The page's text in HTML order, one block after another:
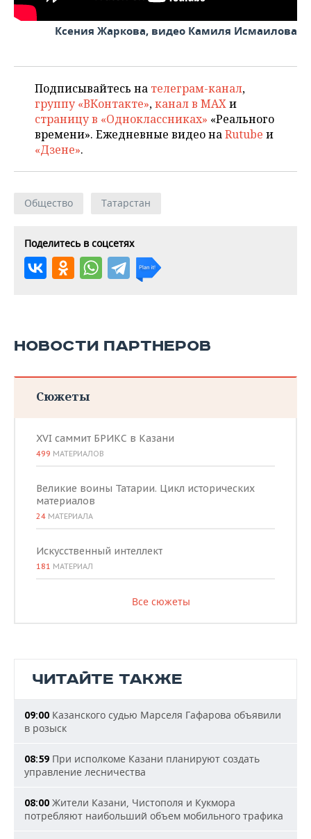
ХОККЕЙ С МЯЧОМ
ПРОИСШЕСТВИЯ
Ксения Жаркова, видео Камиля Исмаилова
Подписывайтесь на телеграм-канал,
группу «ВКонтакте»,канал в MAXи
страницу в «Одноклассниках» «Реального
времени». Ежедневные видео наRutube и
«Дзене».
Общество Татарстан
Поделитесь в соцсетях
НОВОСТИ ПАРТНЕРОВ
Сюжеты
XVI саммит БРИКС в Казани
499 МАТЕРИАЛОВ
Великие воины Татарии. Цикл исторических
материалов
24 МАТЕРИАЛА
Искусственный интеллект
181 МАТЕРИАЛ
Все сюжеты
ЧИТАЙТЕ ТАКЖЕ
09:00 Казанского судью Марселя Гафарова объявили
в розыск
08:59 При исполкоме Казани планируют создать
управление лесничества
08:00 Жители Казани, Чистополя и Кукмора
потребляют наибольший объем мобильного трафика